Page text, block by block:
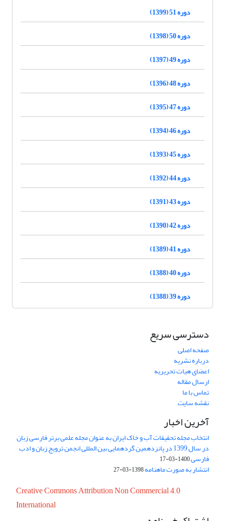
دوره 51 (1399)
دوره 50 (1398)
دوره 49 (1397)
دوره 48 (1396)
دوره 47 (1395)
دوره 46 (1394)
دوره 45 (1393)
دوره 44 (1392)
دوره 43 (1391)
دوره 42 (1390)
دوره 41 (1389)
دوره 40 (1388)
دوره 39 (1388)
دسترسی سریع
صفحه اصلی
درباره نشریه
اعضای هیات تحریریه
ارسال مقاله
تماس با ما
نقشه سایت
آخرین اخبار
انتخاب مجله تحقیقات آب و خاک ایران به عنوان مجله علمی برتر فارسی زبان
در سال 1399 در پانزدهمین گردهمایی بین المللی انجمن ترویج زبان و ادب
فارسی1400-03-17
انتشار به صورت ماهنامه1398-03-27
Creative Commons Attribution Non Commercial 4.0
International